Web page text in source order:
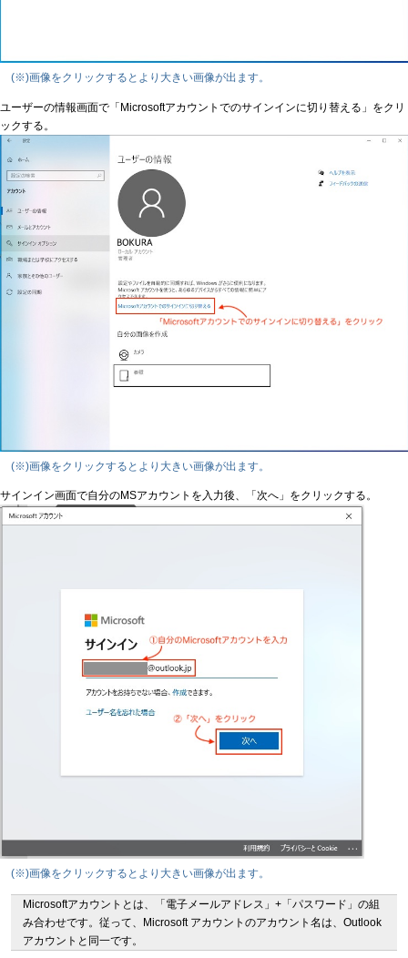
(※)画像をクリックするとより大きい画像が出ます。
ユーザーの情報画面で「Microsoftアカウントでのサインインに切り替える」をクリ
ックする。
(※)画像をクリックするとより大きい画像が出ます。
サインイン画面で自分のMSアカウントを入力後、「次へ」をクリックする。
(※)画像をクリックするとより大きい画像が出ます。
Microsoftアカウントとは、「電子メールアドレス」+「パスワード」の組
み合わせです。従って、Microsoft アカウントのアカウント名は、Outlook
アカウントと同一です。